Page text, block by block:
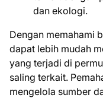
dan ekologi.
Dengan memahami
dapat lebih mudah
yang terjadi di
saling terkait.
mengelola sumber